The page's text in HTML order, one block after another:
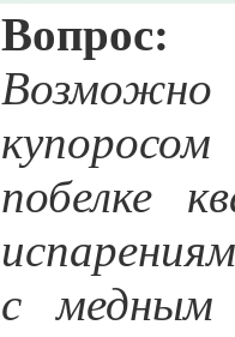
Вопрос:
побелке
с медным